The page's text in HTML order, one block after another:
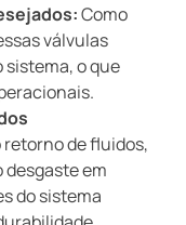
Como
válvulas
o que
retorno de fluidos,
desgaste em
do sistema